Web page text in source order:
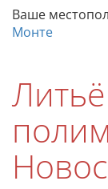
Ваше
Монте